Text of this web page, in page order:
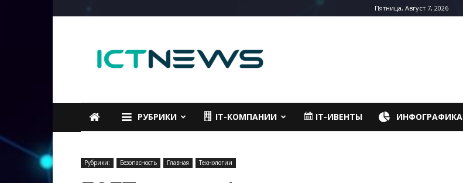
Пятница, Август 7, 2026
РУБРИКИ IT-КОМПАНИИ IT-ИВЕНТЫ ИНФОГРАФИКА
Рубрики: Безопасность Главная Технологии